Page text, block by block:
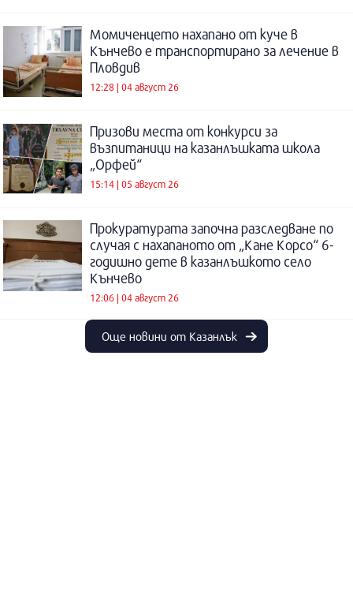
Момиченцето нахапано от куче в
Кънчево е транспортирано за лечение в
Пловдив
12:28 | 04 август 26
Призови места от конкурси за
възпитаници на казанлъшката школа
„Орфей“
15:14 | 05 август 26
Прокуратурата започна разследване по
случая с нахапаното от „Кане Корсо“ 6-
годишно дете в казанлъшкото село
Кънчево
12:06 | 04 август 26
Още новини от Казанлък